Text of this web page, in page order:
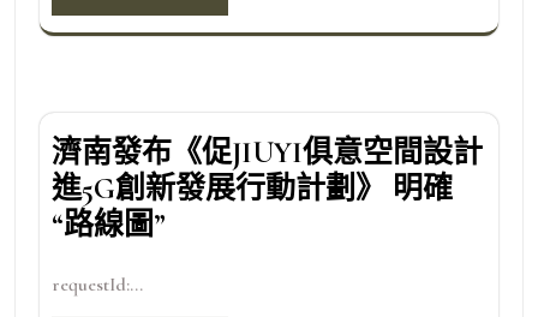
濟南發布《促JIUYI俱意空間設計
進5G創新發展行動計劃》 明確
“路線圖”
requestId:...